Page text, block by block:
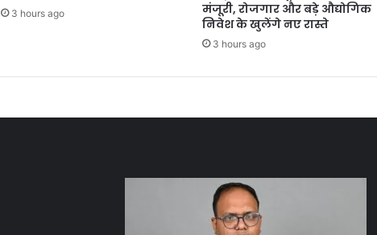
3 hours ago
मंजूरी, रोजगार और बड़े औद्योगिक
निवेश के खुलेंगे नए रास्ते
3 hours ago